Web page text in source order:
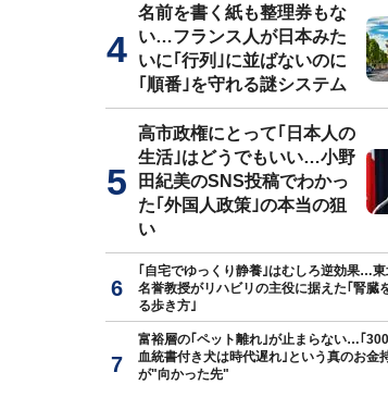
名前を書く紙も整理券もな
い…フランス人が日本みた
いに｢行列｣に並ばないのに
｢順番｣を守れる謎システム
高市政権にとって｢日本人の
生活｣はどうでもいい…小野
田紀美のSNS投稿でわかっ
た｢外国人政策｣の本当の狙
い
｢自宅でゆっくり静養｣はむしろ逆効果…
名誉教授がリハビリの主役に据えた｢腎臓
る歩き方｣
富裕層の｢ペット離れ｣が止まらない…｢
血統書付き犬は時代遅れ｣という真のお金
が"向かった先"